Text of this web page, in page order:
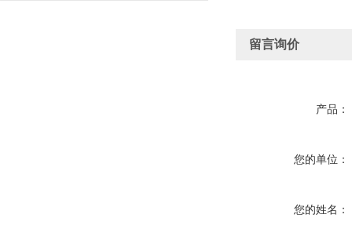
留言询价
产品：
您的单位：
您的姓名：